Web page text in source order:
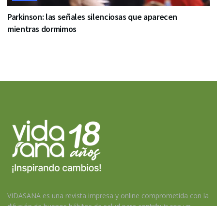
Parkinson: las señales silenciosas que aparecen
mientras dormimos
VIDASANA es una revista impresa y online comprometida con la